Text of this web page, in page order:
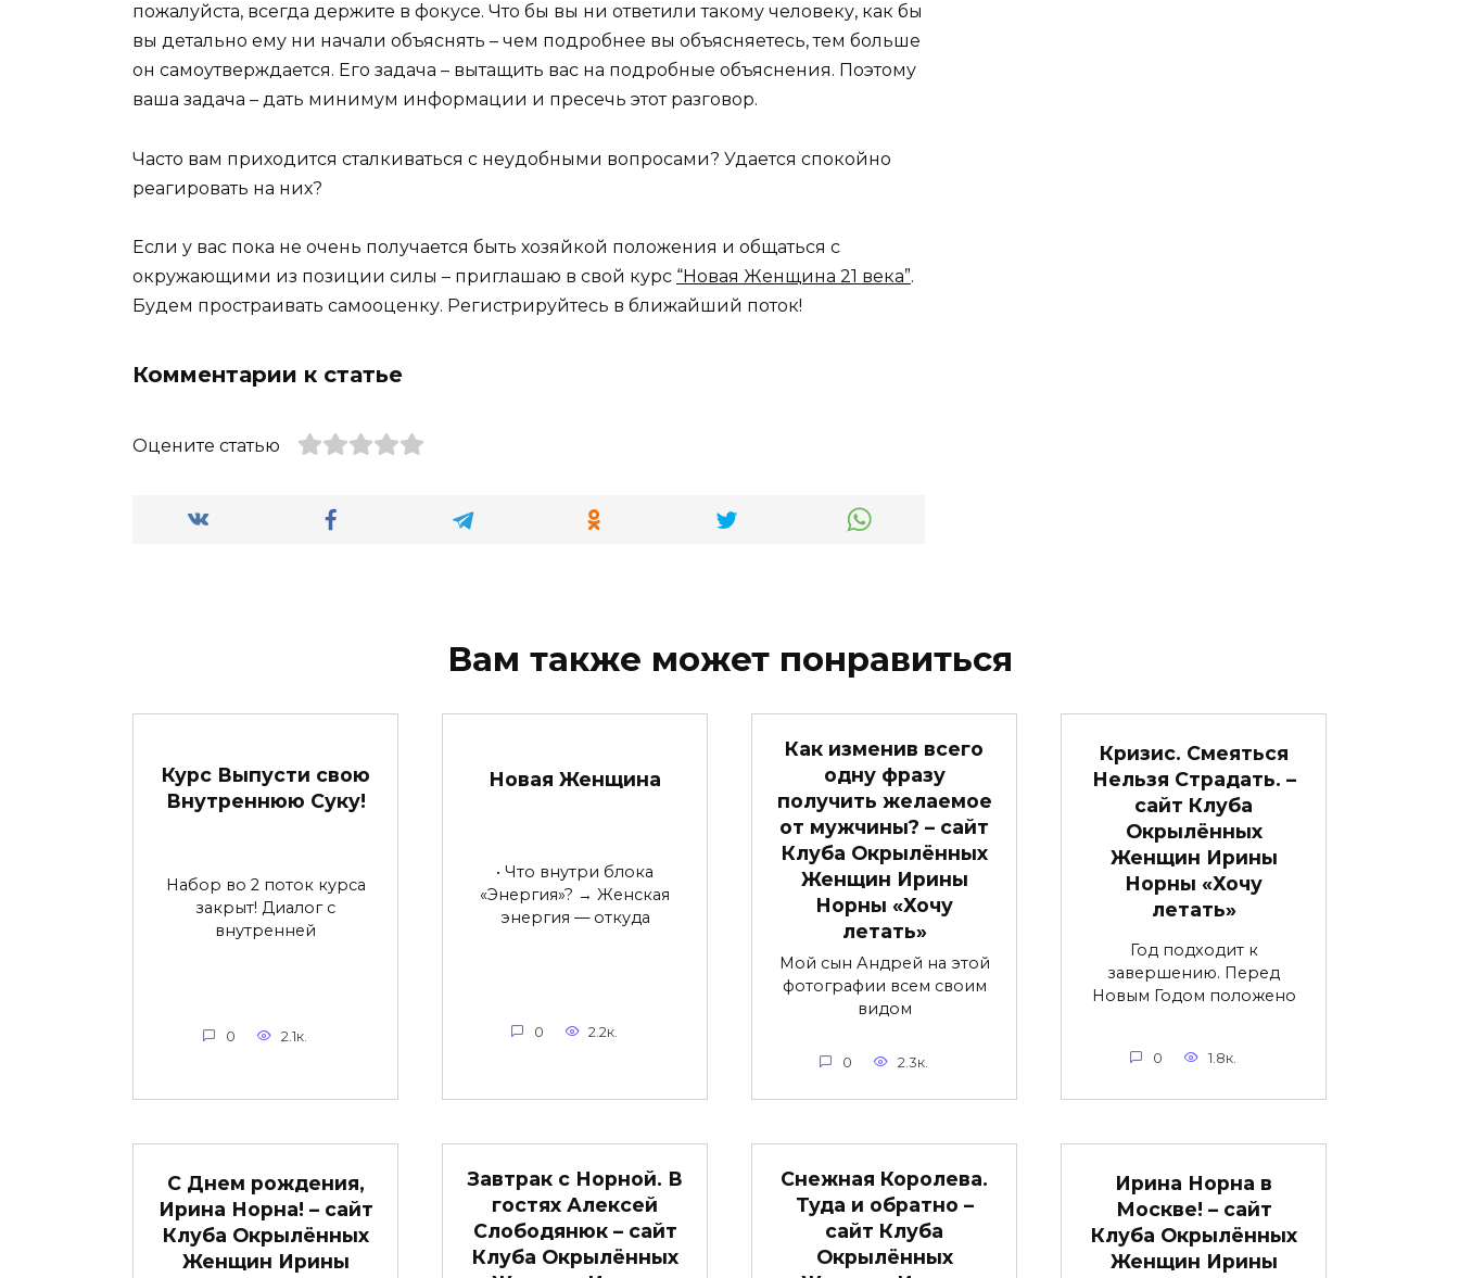
пожалуйста, всегда держите в фокусе. Что бы вы ни ответили такому человеку, как бы
вы детально ему ни начали объяснять – чем подробнее вы объясняетесь, тем больше
он самоутверждается. Его задача – вытащить вас на подробные объяснения. Поэтому
ваша задача – дать минимум информации и пресечь этот разговор.
Часто вам приходится сталкиваться с неудобными вопросами? Удается спокойно
реагировать на них?
Если у вас пока не очень получается быть хозяйкой положения и общаться с
окружающими из позиции силы – приглашаю в свой курс “Новая Женщина 21 века”.
Будем простраивать самооценку. Регистрируйтесь в ближайший поток!
Комментарии к статье
Оцените статью
Вам также может понравиться
Курс Выпусти свою
Внутреннюю Суку!
Набор во 2 поток курса
закрыт! Диалог с
внутренней
0 2.1к.
Новая Женщина
• Что внутри блока
«Энергия»? → Женская
энергия — откуда
0 2.2к.
Как изменив всего
одну фразу
получить желаемое
от мужчины? – сайт
Клуба Окрылённых
Женщин Ирины
Норны «Хочу
летать»
Мой сын Андрей на этой
фотографии всем своим
видом
0 2.3к.
Кризис. Смеяться
Нельзя Страдать. –
сайт Клуба
Окрылённых
Женщин Ирины
Норны «Хочу
летать»
Год подходит к
завершению. Перед
Новым Годом положено
0 1.8к.
С Днем рождения,
Ирина Норна! – сайт
Клуба Окрылённых
Женщин Ирины
Завтрак с Норной. В
гостях Алексей
Слободянюк – сайт
Клуба Окрылённых
Снежная Королева.
Туда и обратно –
сайт Клуба
Окрылённых
Ирина Норна в
Москве! – сайт
Клуба Окрылённых
Женщин Ирины